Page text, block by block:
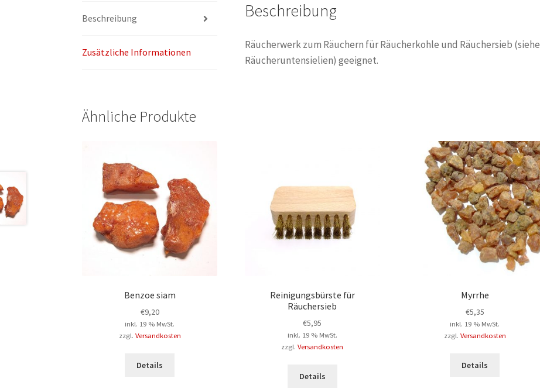
Beschreibung
Zusätzliche Informationen
Beschreibung
Räucherwerk zum Räuchern für Räucherkohle und Räuchersieb (siehe
Räucheruntensielien) geeignet.
Ähnliche Produkte
Benzoe siam
€9,20
inkl. 19 % MwSt.
zzgl. Versandkosten
Details
Reinigungsbürste für
Räuchersieb
€5,95
inkl. 19 % MwSt.
zzgl.Versandkosten
Details
Myrrhe
€5,35
inkl. 19 % MwSt.
zzgl. Versandkosten
Details